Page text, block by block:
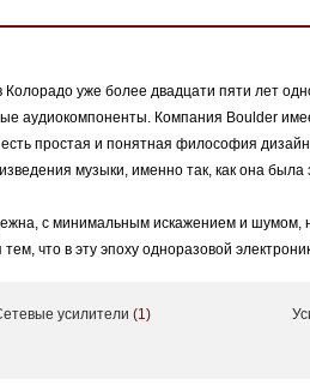
Колорадо уже более двадцати пяти лет
аудиокомпоненты. Компания Boulder
простая и понятная философия
музыки, именно так, как она была
с минимальным искажением и шумом,
что в эту эпоху одноразовой
усилители (1)